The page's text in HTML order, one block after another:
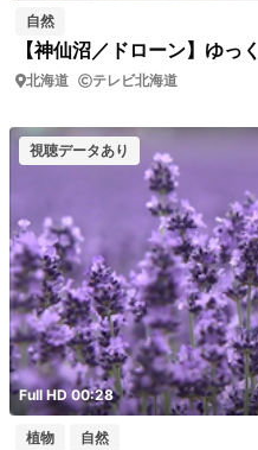
自然
【神仙沼／ドローン】ゆっ
北海道 テレビ北海道
視聴データあり
Full HD 00:28
植物 自然